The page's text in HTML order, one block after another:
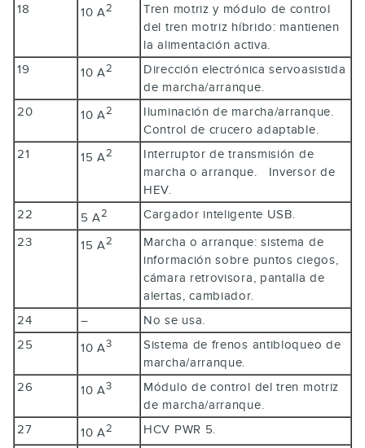
18
10 A2
Tren motriz y módulo de control
del tren motriz híbrido: mantienen
la alimentación activa.
19
10 A2
Dirección electrónica servoasistida
de marcha/arranque.
20
10 A2
Iluminación de marcha/arranque.
Control de crucero adaptable.
21
15 A2
Interruptor de transmisión de
marcha o arranque. Inversor de
HEV.
22
5 A2
Cargador inteligente USB.
23
15 A2
Marcha o arranque: sistema de
información sobre puntos ciegos,
cámara retrovisora, pantalla de
alertas, cambiador.
24
–
No se usa.
25
10 A3
Sistema de frenos antibloqueo de
marcha/arranque.
26
10 A3
Módulo de control del tren motriz
de marcha/arranque.
27
10 A2
HCV PWR 5.